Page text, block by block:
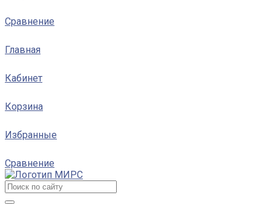
Сравнение
Главная
Кабинет
Корзина
Избранные
Сравнение